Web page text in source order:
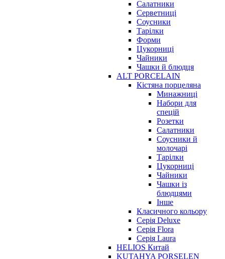
Салатники
Серветниці
Соусники
Тарілки
Форми
Цукорниці
Чайники
Чашки й блюдця
ALT PORCELAIN
Кістяна порцеляна
Минажниці
Набори для
спецій
Розетки
Салатники
Соусники й
молочарі
Тарілки
Цукорниці
Чайники
Чашки із
блюдцями
Інше
Класичного кольору
Серія Deluxe
Серія Flora
Серія Laura
HELIOS Китай
KUTAHYA PORSELEN